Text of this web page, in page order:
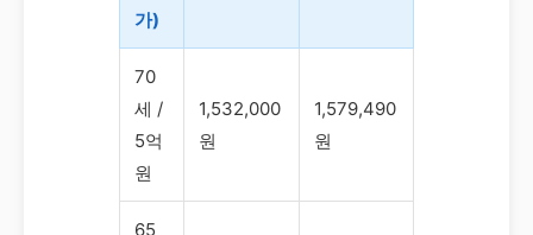
가)
70
세 /
5억
원
1,532,000
원
1,579,490
원
65